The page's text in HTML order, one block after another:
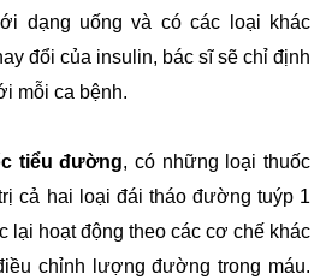
dạng uống và có các loại khác
đổi của insulin, bác sĩ sẽ chỉ định
mỗi ca bệnh.
tiểu đường, có những loại thuốc
cả hai loại đái tháo đường tuýp 1
lại hoạt động theo các cơ chế khác
chỉnh lượng đường trong máu.